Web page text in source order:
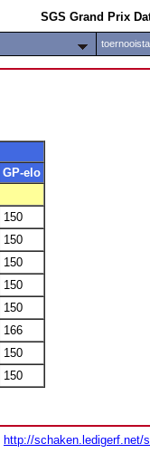
SGS Grand Prix
GP-elo
150
150
150
150
150
166
150
150
http://schaken.ledigerf.net/